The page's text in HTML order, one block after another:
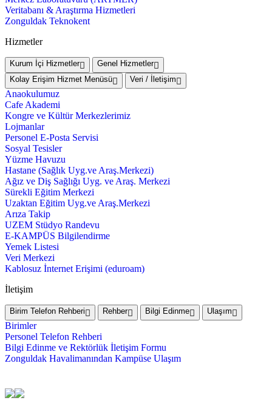
Veritabanı & Araştırma Hizmetleri
Zonguldak Teknokent
Hizmetler
Kurum İçi Hizmetler
Genel Hizmetler
Kolay Erişim Hizmet Menüsü
Veri / İletişim
Anaokulumuz
Cafe Akademi
Kongre ve Kültür Merkezlerimiz
Lojmanlar
Personel E-Posta Servisi
Sosyal Tesisler
Yüzme Havuzu
Hastane (Sağlık Uyg.ve Araş.Merkezi)
Ağız ve Diş Sağlığı Uyg. ve Araş. Merkezi
Sürekli Eğitim Merkezi
Uzaktan Eğitim Uyg.ve Araş.Merkezi
Arıza Takip
UZEM Stüdyo Randevu
E-KAMPÜS Bilgilendirme
Yemek Listesi
Veri Merkezi
Kablosuz İnternet Erişimi (eduroam)
İletişim
Birim Telefon Rehberi Rehber Bilgi Edinme Ulaşım
Birimler
Personel Telefon Rehberi
Bilgi Edinme ve Rektörlük İletişim Formu
Zonguldak Havalimanından Kampüse Ulaşım